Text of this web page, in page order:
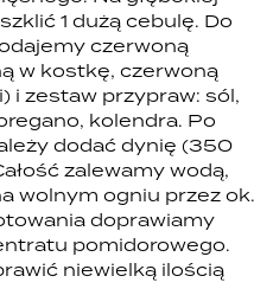
1 dużą cebulę. Do
czerwoną
w kostkę, czerwoną
i zestaw przypraw: sól,
kolendra. Po
dodać dynię (350
zalewamy wodą,
wolnym ogniu przez ok.
doprawiamy
pomidorowego.
niewielką ilością